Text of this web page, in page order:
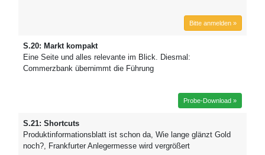
Bitte anmelden »
S.20: Markt kompakt
Eine Seite und alles relevante im Blick. Diesmal:
Commerzbank übernimmt die Führung
Probe-Download »
S.21: Shortcuts
Produktinformationsblatt ist schon da, Wie lange glänzt Gold
noch?, Frankfurter Anlegermesse wird vergrößert